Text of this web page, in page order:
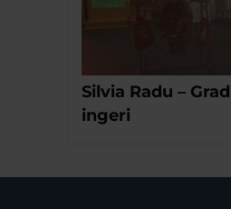
Silvia Radu –
ingeri